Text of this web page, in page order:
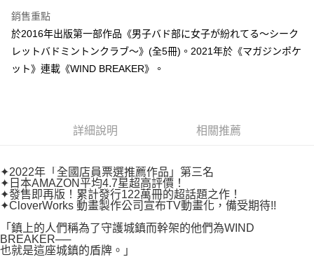
ATM／網路銀行／等多元方式進行付款，方視為交易完成。
※ 請注意：結帳手續完成當下不需立刻繳費，但若您需要取消訂單，請聯絡
購買商品的店家。未經商家同意取消之訂單仍視為有效，需透過AFTEE先享
後付繳納相關費用。
※ 交易是否成功請以「AFTEE先享後付 」之結帳頁面顯示為準，若有關於
１．透過由恩沛科技股份有限公司提供之「AFTEE先享後付」服務完成之交
２．關於個人資料處理事宜，請瀏覽以下網址：
https://aftee.tw/terms/#terms3
３．未成年的使用者請事先徵得法定代理人或監護人之同意方可使用
「AFTEE先享後付」，若未經同意申辦者引起之損失，本公司不負相關責
任。
４．使用「AFTEE先享後付」時，將依據個別帳號之用戶狀況，依本公司即
時審查核予不同之上限額度；若仍有額度不足之情形，本公司將視審查結果
每筆NT$80，滿NT$500(含以上)免運費
付款後萊爾富取貨
每筆NT$80，滿NT$500(含以上)免運費
每筆NT$80，滿NT$500(含以上)免運費
宅配
每筆NT$100，滿NT$800(含以上)免運費
國家/地區配送
銷售重點
於2016年出版第一部作品《男子バド部に女子が紛れてる〜シーク
レットバドミントンクラブ〜》(全5冊)。2021年於《マガジンポケ
ット》連載《WIND BREAKER》。
詳細說明 相關推薦
✦2022年「全國店員票選推薦作品」第三名
✦日本AMAZON平均4.7星超高評價！
✦發售即再版！累計發行122萬冊的超話題之作！
✦CloverWorks 動畫製作公司宣布TV動畫化，備受期待!!
「鎮上的人們稱為了守護城鎮而幹架的他們為WIND
BREAKER──
也就是這座城鎮的盾牌。」